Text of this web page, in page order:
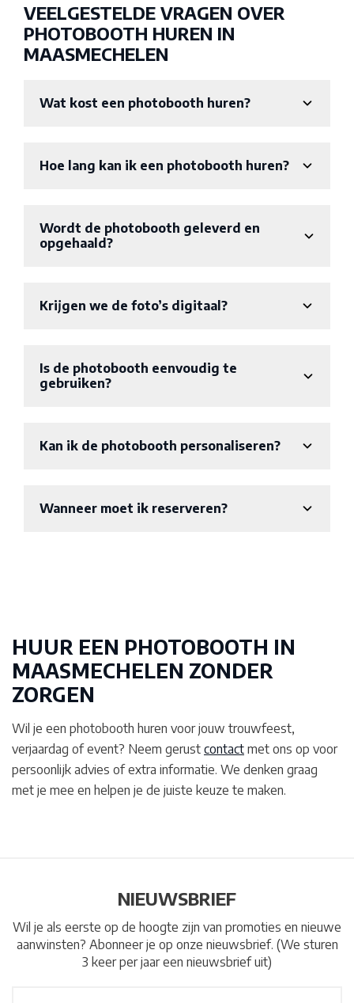
VEELGESTELDE VRAGEN OVER
PHOTOBOOTH HUREN IN
MAASMECHELEN
Wat kost een photobooth huren?
Hoe lang kan ik een photobooth huren?
Wordt de photobooth geleverd en
opgehaald?
Krijgen we de foto’s digitaal?
Is de photobooth eenvoudig te
gebruiken?
Kan ik de photobooth personaliseren?
Wanneer moet ik reserveren?
HUUR EEN PHOTOBOOTH IN
MAASMECHELEN ZONDER
ZORGEN
Wil je een photobooth huren voor jouw trouwfeest,
verjaardag of event? Neem gerust contact met ons op voor
persoonlijk advies of extra informatie. We denken graag
met je mee en helpen je de juiste keuze te maken.
NIEUWSBRIEF
Wil je als eerste op de hoogte zijn van promoties en nieuwe
aanwinsten? Abonneer je op onze nieuwsbrief. (We sturen
3 keer per jaar een nieuwsbrief uit)